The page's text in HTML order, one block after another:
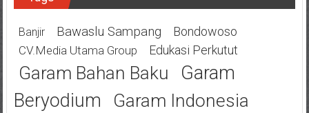
Banjir Bawaslu Sampang Bondowoso
CV.Media Utama Group Edukasi Perkutut
Garam Bahan Baku
Garam
Beryodium
Garam Indonesia